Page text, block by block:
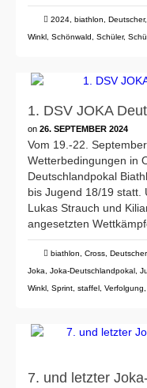
2024 biathlon Deutscher,
Winkl Schönwald Schüler,
1. DSV JOKA
on 26. SEPTEMBER 2024
Vom 19.-22.
Wetterbedingungen in
Deutschlandpokal
bis Jugend 18/19 statt.
Lukas Strauch und
angesetzten
biathlon Cross
Joka
Joka-Deutschlandpokal
Winkl Sprint staffel Verfolgung
7. und letzter